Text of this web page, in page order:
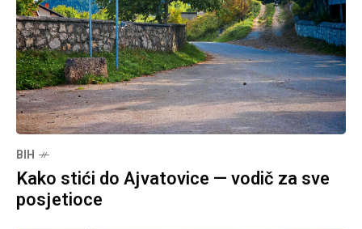
BIH
Kako stići do Ajvatovice — vodič za sve
posjetioce